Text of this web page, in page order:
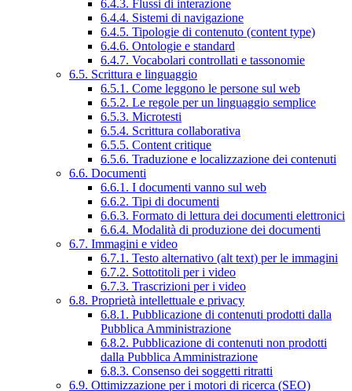
6.4.3. Flussi di interazione
6.4.4. Sistemi di navigazione
6.4.5. Tipologie di contenuto (content type)
6.4.6. Ontologie e standard
6.4.7. Vocabolari controllati e tassonomie
6.5. Scrittura e linguaggio
6.5.1. Come leggono le persone sul web
6.5.2. Le regole per un linguaggio semplice
6.5.3. Microtesti
6.5.4. Scrittura collaborativa
6.5.5. Content critique
6.5.6. Traduzione e localizzazione dei contenuti
6.6. Documenti
6.6.1. I documenti vanno sul web
6.6.2. Tipi di documenti
6.6.3. Formato di lettura dei documenti elettronici
6.6.4. Modalità di produzione dei documenti
6.7. Immagini e video
6.7.1. Testo alternativo (alt text) per le immagini
6.7.2. Sottotitoli per i video
6.7.3. Trascrizioni per i video
6.8. Proprietà intellettuale e privacy
6.8.1. Pubblicazione di contenuti prodotti dalla
Pubblica Amministrazione
6.8.2. Pubblicazione di contenuti non prodotti
dalla Pubblica Amministrazione
6.8.3. Consenso dei soggetti ritratti
6.9. Ottimizzazione per i motori di ricerca (SEO)